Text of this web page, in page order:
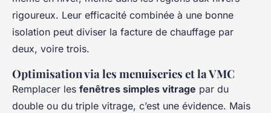
rigoureux. Leur efficacité combinée à une bonne
isolation peut diviser la facture de chauffage par
deux, voire trois.
Optimisation via les menuiseries et la VMC
Remplacer les fenêtres simples vitrage par du
double ou du triple vitrage, c’est une évidence. Mais